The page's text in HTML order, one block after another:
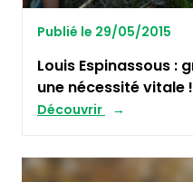
Publié le 29/05/2015
Louis Espinassous :
une nécessité vitale !
Découvrir